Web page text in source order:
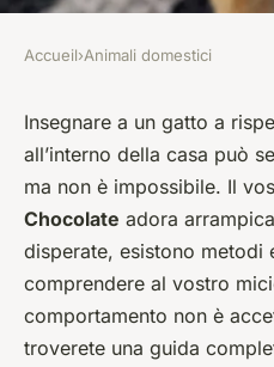
Come posso
gatto di razza
non scalare le
Aurélie•8 aprile 2024 •5 min
Accueil›Animali domestici
Insegnare a un gatto a
all’interno della casa può
ma non è impossibile. Il
Chocolate adora
disperate, esistono metodi
comprendere al vostro
comportamento non è
troverete una guida